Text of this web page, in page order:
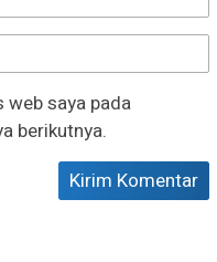
web saya pada
berikutnya.